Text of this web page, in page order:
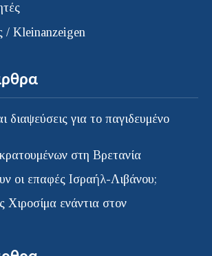
/ Kleinanzeigen
διαψεύσεις για το παγιδευμένο
στη Βρετανία
οι επαφές Ισραήλ-Λιβάνου;
Χιροσίμα ενάντια στον